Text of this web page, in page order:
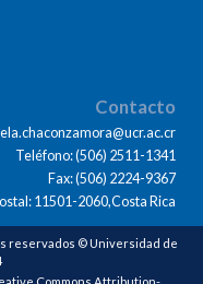
Contacto
Teléfono: (506) 2511-1341
Fax: (506) 2224-9367
11501-2060,Costa Rica
reservados © Universidad de